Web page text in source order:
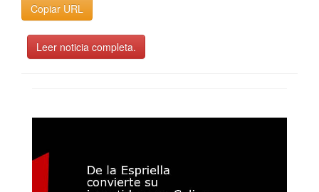
Copiar URL
Leer noticia completa.